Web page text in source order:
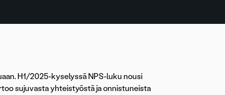
H1/2025-kyselyssä NPS-luku nousi
sujuvasta yhteistyöstä ja onnistuneista